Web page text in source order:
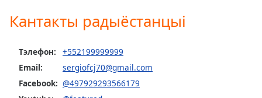
Background
Кантакты радыёстанцыі
Тэлефон:
+552199999999
Email:
sergiofcj70@gmail.com
Facebook: @497929293566179